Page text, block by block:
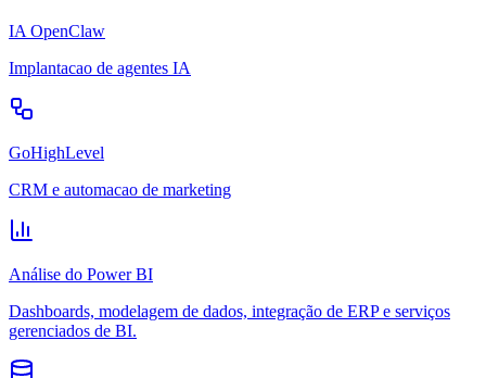
IA OpenClaw
Implantacao de agentes IA
GoHighLevel
CRM e automacao de marketing
Análise do Power BI
Dashboards, modelagem de dados, integração de ERP e serviços
gerenciados de BI.